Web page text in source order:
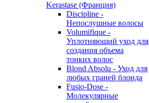
Kerastase (Франция)
Discipline -
Непослушные волосы
Volumifique -
Уплотняющий уход для
создания объема
тонких волос
Blond Absolu - Уход для
любых граней блонда
Fusio-Dose -
Молекулярные